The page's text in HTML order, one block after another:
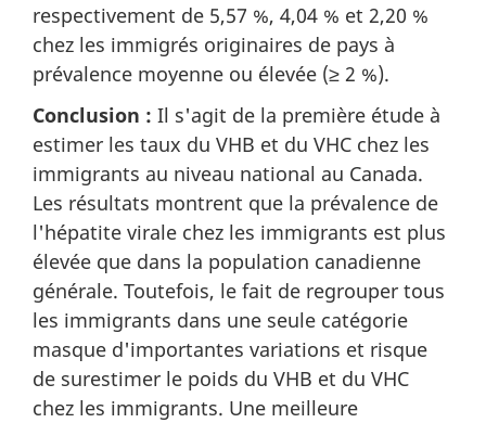
respectivement de 5,57 %, 4,04 % et 2,20 %
chez les immigrés originaires de pays à
prévalence moyenne ou élevée (≥ 2 %).
Conclusion : Il s'agit de la première étude à
estimer les taux du VHB et du VHC chez les
immigrants au niveau national au Canada.
Les résultats montrent que la prévalence de
l'hépatite virale chez les immigrants est plus
élevée que dans la population canadienne
générale. Toutefois, le fait de regrouper tous
les immigrants dans une seule catégorie
masque d'importantes variations et risque
de surestimer le poids du VHB et du VHC
chez les immigrants. Une meilleure